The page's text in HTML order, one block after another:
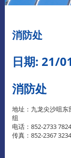
消防处
日期: 21/
消防处
地址：九龙尖沙咀
组
电话：852-2733 7824
传真：852-2367 3234